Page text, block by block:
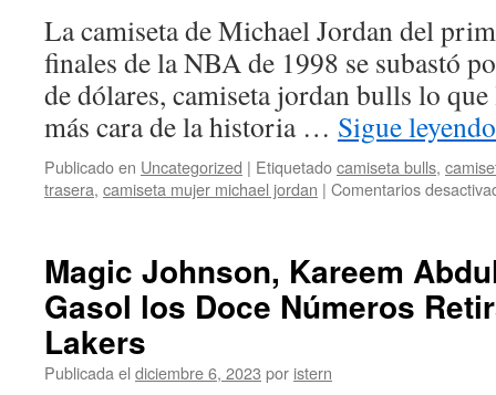
La camiseta de Michael Jordan del
finales de la NBA de 1998 se subastó
de dólares, camiseta jordan bulls lo
más cara de la historia … Sigue
Publicado en Uncategorized | Etiquetadocamiseta bulls,
trasera, camiseta mujer michael jordan | Comentarios
Magic Johnson, Kareem
Gasol los Doce Números
Lakers
Publicada el diciembre 6, 2023 por istern